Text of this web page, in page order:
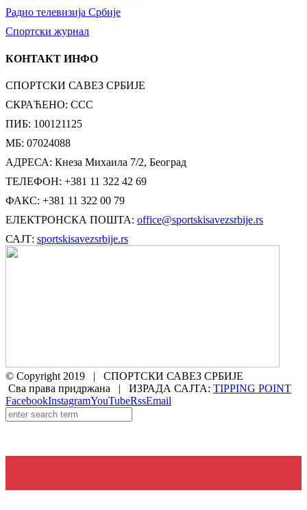
Радио телевизија Србије
Спортски журнал
КОНТАКТ ИНФО
СПОРТСКИ САВЕЗ СРБИЈЕ
СКРАЋЕНО: ССС
ПИБ: 100121125
МБ: 07024088
АДРЕСА: Кнеза Михаила 7/2, Београд
ТЕЛЕФОН: +381 11 322 42 69
ФАКС: +381 11 322 00 79
ЕЛЕКТРОНСКА ПОШТА: office@sportskisavezsrbije.rs
САЈТ: sportskisavezsrbije.rs
© Copyright 2019 | СПОРТСКИ САВЕЗ СРБИЈЕ
Сва права придржана | ИЗРАДА САЈТА: TIPPING POINT
FacebookInstagramYouTubeRssEmail